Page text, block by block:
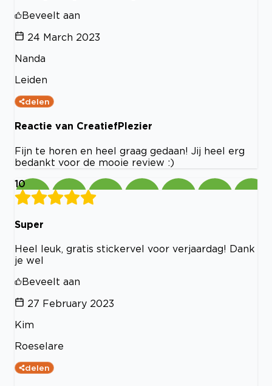
Beveelt aan
24 March 2023
Nanda
Leiden
delen
Reactie van CreatiefPlezier
Fijn te horen en heel graag gedaan! Jij heel erg
bedankt voor de mooie review :)
10
Super
Heel leuk, gratis stickervel voor verjaardag! Dank
je wel
Beveelt aan
27 February 2023
Kim
Roeselare
delen